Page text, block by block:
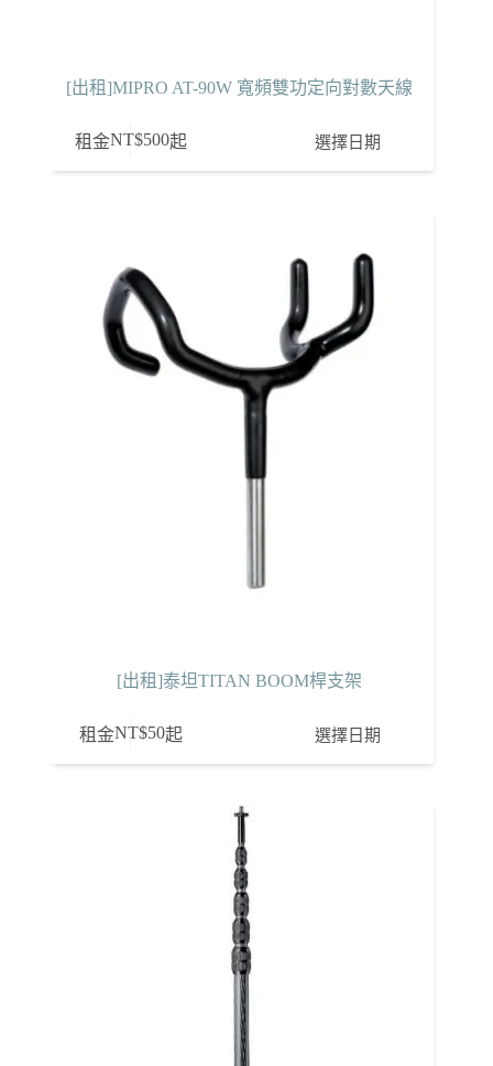
[出租]MIPRO AT-90W 寬頻雙功定向對數天線
租金NT$500起 選擇日期
[出租]泰坦TITAN BOOM桿支架
租金NT$50起 選擇日期